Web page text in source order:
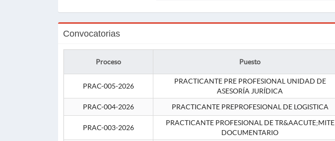
Convocatorias
Proceso Puesto
PRAC-005-2026
PRACTICANTE PRE PROFESIONAL UNIDAD DE
ASESORÍA JURÍDICA
PRAC-004-2026 PRACTICANTE PREPROFESIONAL DE LOGISTICA
PRAC-003-2026
PRACTICANTE PROFESIONAL DE TR&AACUTE;MITE
DOCUMENTARIO